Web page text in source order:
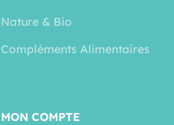
Nature & Bio
Compléments Alimentaires
MON COMPTE